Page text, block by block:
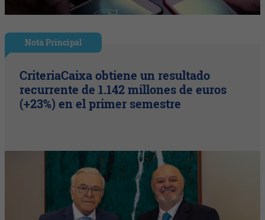
Nota Principal
CriteriaCaixa obtiene un resultado
recurrente de 1.142 millones de euros
(+23%) en el primer semestre